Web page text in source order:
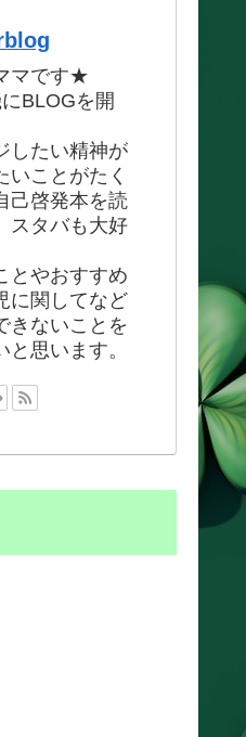
マです★
BLOGを開
したい精神が
いことがたく
己啓発本を読
スタバも大好
とやおすすめ
に関してなど
きないことを
思います。